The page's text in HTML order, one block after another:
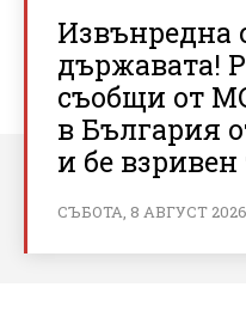
Извънредна
държавата!
съобщи от
в България
и бе
СЪБОТА, 8 АВГУСТ 2026